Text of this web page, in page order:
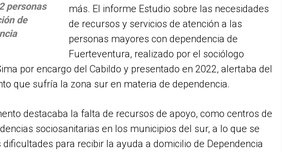
personas
de
más. El informe Estudio sobre las necesidades
de recursos y servicios de atención a las
personas mayores con dependencia de
Fuerteventura, realizado por el sociólogo
por encargo del Cabildo y presentado en 2022, alertaba del
que sufría la zona sur en materia de dependencia.
destacaba la falta de recursos de apoyo, como centros de
sociosanitarias en los municipios del sur, a lo que se
dificultades para recibir la ayuda a domicilio de Dependencia